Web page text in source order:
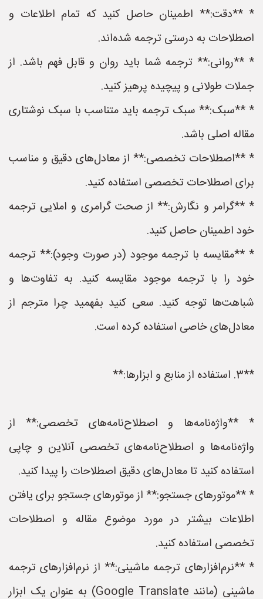
* **دقت:** اطمینان حاصل کنید که تمام اطلاعات و
اصطلاحات به درستی ترجمه شده‌اند.
* **روانی:** ترجمه شما باید روان و قابل فهم باشد. از
جملات طولانی و پیچیده پرهیز کنید.
* **سبک:** سبک ترجمه باید متناسب با سبک نوشتاری
مقاله اصلی باشد.
* **اصطلاحات تخصصی:** از معادل‌های دقیق و مناسب
برای اصطلاحات تخصصی استفاده کنید.
* **گرامر و نگارش:** از صحت گرامری و املایی ترجمه
خود اطمینان حاصل کنید.
* **مقایسه با ترجمه موجود (در صورت وجود):** ترجمه
خود را با ترجمه موجود مقایسه کنید. به تفاوت‌ها و
شباهت‌ها توجه کنید. سعی کنید بفهمید چرا مترجم از
معادل‌های خاصی استفاده کرده است.
**3. استفاده از منابع و ابزارها:**
* **واژه‌نامه‌ها و اصطلاح‌نامه‌های تخصصی:** از
واژه‌نامه‌ها و اصطلاح‌نامه‌های تخصصی آنلاین و چاپی
استفاده کنید تا معادل‌های دقیق اصطلاحات را پیدا کنید.
* **موتورهای جستجو:** از موتورهای جستجو برای یافتن
اطلاعات بیشتر در مورد موضوع مقاله و اصطلاحات
تخصصی استفاده کنید.
* **نرم‌افزارهای ترجمه ماشینی:** از نرم‌افزارهای ترجمه
ماشینی (مانند Google Translate) به عنوان یک ابزار